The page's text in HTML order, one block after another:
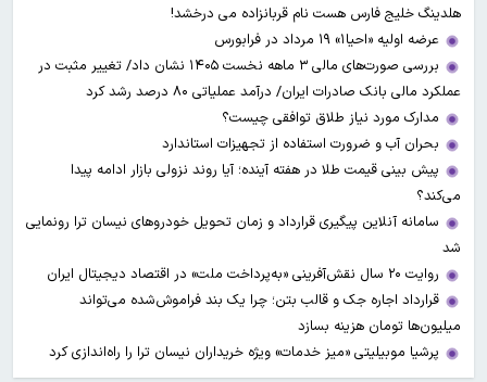
هلدینگ خلیج فارس هست نام قربانزاده می درخشد!
عرضه اولیه «احیا۱» ۱۹ مرداد در فرابورس
بررسی صورت‌های مالی ۳ ماهه نخست ۱۴۰۵ نشان داد/ تغییر مثبت در
عملکرد مالی بانک صادرات ایران/ درآمد عملیاتی ۸۰ درصد رشد کرد
مدارک مورد نیاز طلاق توافقی چیست؟
بحران آب و ضرورت استفاده از تجهیزات استاندارد
پیش بینی قیمت طلا در هفته آینده؛ آیا روند نزولی بازار ادامه پیدا
می‌کند؟
سامانه آنلاین پیگیری قرارداد‌ و زمان تحویل خودرو‌های نیسان ترا رونمایی
شد
روایت ۲۰ سال نقش‌آفرینی «به‌پرداخت ملت» در اقتصاد دیجیتال ایران
قرارداد اجاره جک و قالب بتن؛ چرا یک بند فراموش‌شده می‌تواند
میلیون‌ها تومان هزینه بسازد
پرشیا موبیلیتی «میز خدمات» ویژه خریداران نیسان ترا را راه‌اندازی کرد